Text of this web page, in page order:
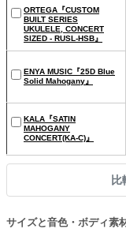
ORTEGA『CUSTOM
BUILT SERIES
UKULELE, CONCERT
SIZED - RUSL-HSB』
ENYA MUSIC『25D Blue
Solid Mahogany』
KALA『SATIN
MAHOGANY
CONCERT(KA-C)』
比
サイズと音色・ボディ素